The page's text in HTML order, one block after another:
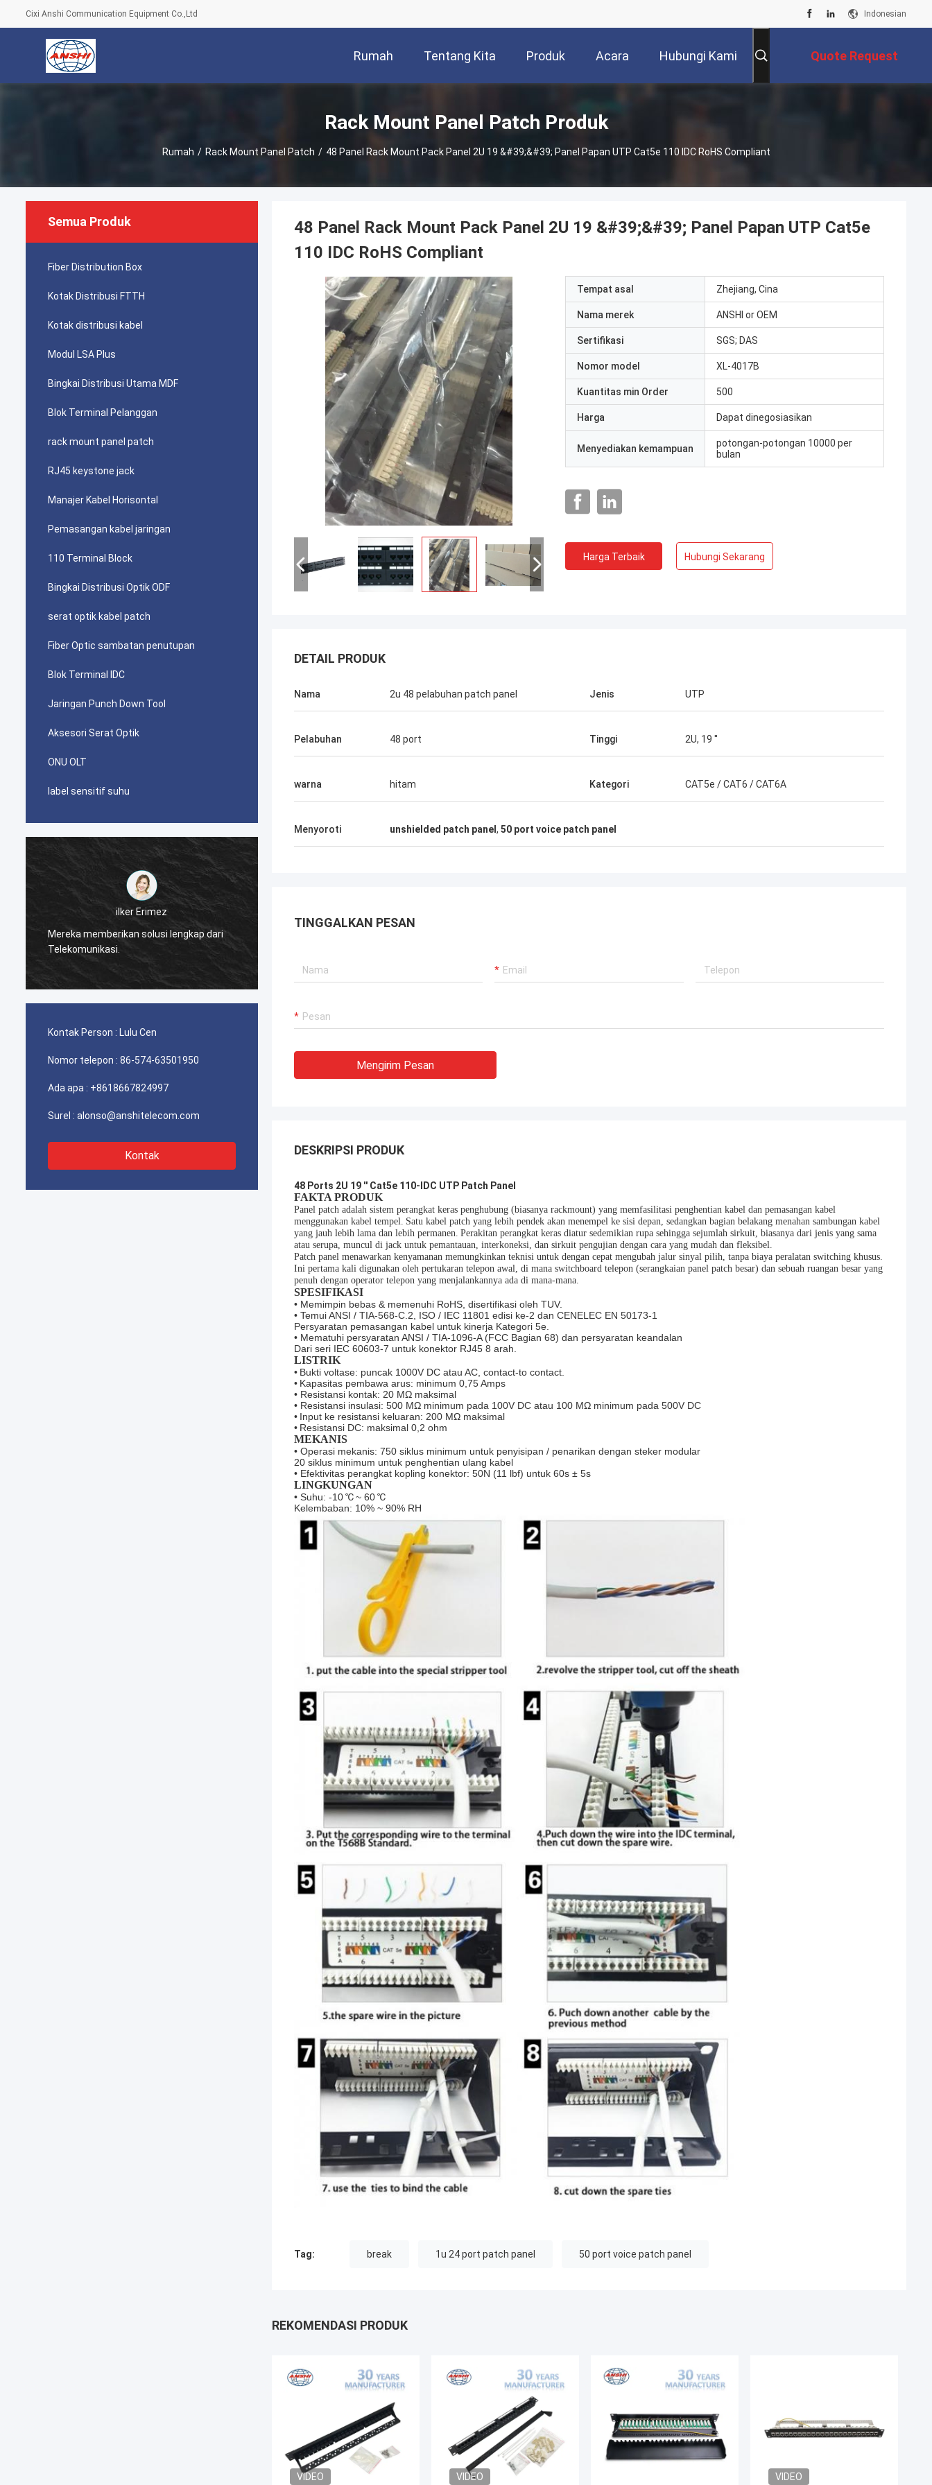
Cixi Anshi Communication Equipment Co.,Ltd Indonesian
Rumah Tentang Kita Produk Acara Hubungi Kami Quote Request
Rack Mount Panel Patch Produk
Rumah / Rack Mount Panel Patch / 48 Panel Rack Mount Pack Panel 2U 19 &#39;&#39; Panel Papan UTP Cat5e 110 IDC RoHS Compliant
Semua Produk
Fiber Distribution Box
Kotak Distribusi FTTH
Kotak distribusi kabel
Modul LSA Plus
Bingkai Distribusi Utama MDF
Blok Terminal Pelanggan
rack mount panel patch
RJ45 keystone jack
Manajer Kabel Horisontal
Pemasangan kabel jaringan
110 Terminal Block
Bingkai Distribusi Optik ODF
serat optik kabel patch
Fiber Optic sambatan penutupan
Blok Terminal IDC
Jaringan Punch Down Tool
Aksesori Serat Optik
ONU OLT
label sensitif suhu
احمد عبدالله
Konektor AMP TYCO picabond Anda yang
digunakan untuk telekomunikasi Iran
berfungsi dengan sangat baik, klien kami
sangat puas dengan kualitasnya.
Andreas Sandvik
Kontak Person : Lulu Cen
Nomor telepon : 86-574-63501950
Ada apa : +8618667824997
Surel : alonso@anshitelecom.com
Kontak
48 Panel Rack Mount Pack Panel 2U 19 &#39;&#39; Panel Papan UTP Cat5e
110 IDC RoHS Compliant
Tempat asal Zhejiang, Cina
Nama merek ANSHI or OEM
Sertifikasi SGS; DAS
Nomor model XL-4017B
Kuantitas min Order 500
Harga Dapat dinegosiasikan
Menyediakan kemampuan
potongan-potongan 10000 per
bulan
Harga Terbaik Hubungi Sekarang
DETAIL PRODUK
Nama 2u 48 pelabuhan patch panel Jenis UTP
Pelabuhan 48 port Tinggi 2U, 19 ''
warna hitam Kategori CAT5e / CAT6 / CAT6A
Menyoroti unshielded patch panel , 50 port voice patch panel
TINGGALKAN PESAN
Mengirim Pesan
DESKRIPSI PRODUK
48 Ports 2U 19 '' Cat5e 110-IDC UTP Patch Panel
FAKTA PRODUK
Panel patch adalah sistem perangkat keras penghubung (biasanya rackmount) yang memfasilitasi penghentian kabel dan pemasangan kabel
menggunakan kabel tempel. Satu kabel patch yang lebih pendek akan menempel ke sisi depan, sedangkan bagian belakang menahan sambungan kabel
yang jauh lebih lama dan lebih permanen. Perakitan perangkat keras diatur sedemikian rupa sehingga sejumlah sirkuit, biasanya dari jenis yang sama
atau serupa, muncul di jack untuk pemantauan, interkoneksi, dan sirkuit pengujian dengan cara yang mudah dan fleksibel.
Patch panel menawarkan kenyamanan memungkinkan teknisi untuk dengan cepat mengubah jalur sinyal pilih, tanpa biaya peralatan switching khusus.
Ini pertama kali digunakan oleh pertukaran telepon awal, di mana switchboard telepon (serangkaian panel patch besar) dan sebuah ruangan besar yang
penuh dengan operator telepon yang menjalankannya ada di mana-mana.
SPESIFIKASI
• Memimpin bebas & memenuhi RoHS, disertifikasi oleh TUV.
• Temui ANSI / TIA-568-C.2, ISO / IEC 11801 edisi ke-2 dan CENELEC EN 50173-1
Persyaratan pemasangan kabel untuk kinerja Kategori 5e.
• Mematuhi persyaratan ANSI / TIA-1096-A (FCC Bagian 68) dan persyaratan keandalan
Dari seri IEC 60603-7 untuk konektor RJ45 8 arah.
LISTRIK
• Bukti voltase: puncak 1000V DC atau AC, contact-to contact.
• Kapasitas pembawa arus: minimum 0,75 Amps
• Resistansi kontak: 20 MΩ maksimal
• Resistansi insulasi: 500 MΩ minimum pada 100V DC atau 100 MΩ minimum pada 500V DC
• Input ke resistansi keluaran: 200 MΩ maksimal
• Resistansi DC: maksimal 0,2 ohm
MEKANIS
• Operasi mekanis: 750 siklus minimum untuk penyisipan / penarikan dengan steker modular
20 siklus minimum untuk penghentian ulang kabel
• Efektivitas perangkat kopling konektor: 50N (11 lbf) untuk 60s ± 5s
LINGKUNGAN
• Suhu: -10℃~ 60℃
Kelembaban: 10% ~ 90% RH
Tag: break 1u 24 port patch panel 50 port voice patch panel
REKOMENDASI PRODUK
VIDEO VIDEO VIDEO